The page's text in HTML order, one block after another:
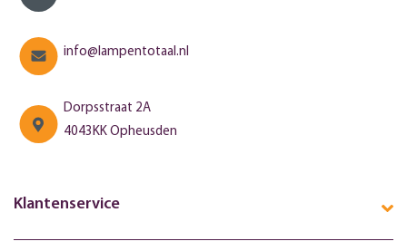
info@lampentotaal.nl
Dorpsstraat 2A
4043KK Opheusden
Klantenservice